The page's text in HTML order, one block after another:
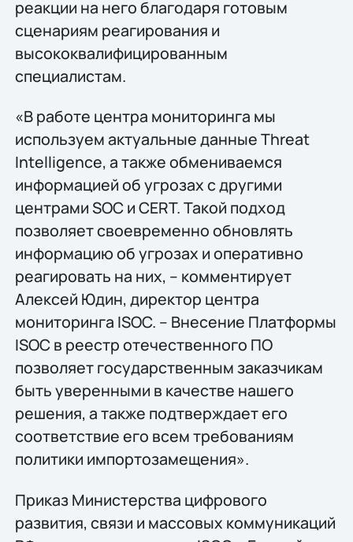
реакции на него благодаря готовым
сценариям реагирования и
высококвалифицированным
специалистам.
«В работе центра мониторинга мы
используем актуальные данные Threat
Intelligence, а также обмениваемся
информацией об угрозах с другими
центрами SOC и CERT. Такой подход
позволяет своевременно обновлять
информацию об угрозах и оперативно
реагировать на них, – комментирует
Алексей Юдин, директор центра
мониторинга ISOC. – Внесение Платформы
ISOC в реестр отечественного ПО
позволяет государственным заказчикам
быть уверенными в качестве нашего
решения, а также подтверждает его
соответствие его всем требованиям
политики импортозамещения».
Приказ Министерства цифрового
развития, связи и массовых коммуникаций